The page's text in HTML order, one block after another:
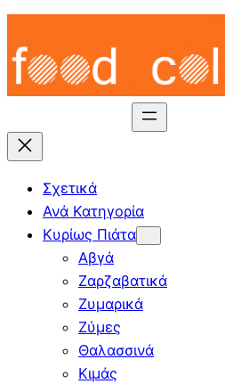
Skip
content
Σχετικά
Ανά Κατηγορία
Κυρίως Πιάτα
Αβγά
Ζαρζαβατικά
Ζυμαρικά
Ζύμες
Θαλασσινά
Κιμάς